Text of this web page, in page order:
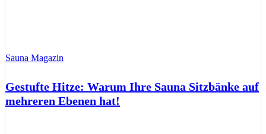
Sauna Magazin
Gestufte Hitze: Warum Ihre Sauna Sitzbänke auf
mehreren Ebenen hat!